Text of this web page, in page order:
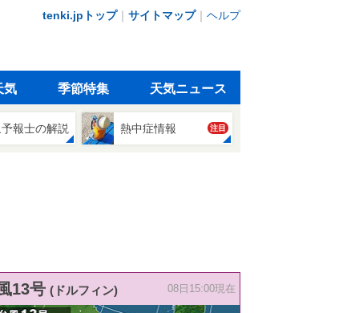
tenki.jpトップ｜ サイトマップ｜ ヘルプ
気 季節特集 天気ニュース
報士の解説 熱中症情報 注目
13号 (ドルフィン) 08日15:00現在